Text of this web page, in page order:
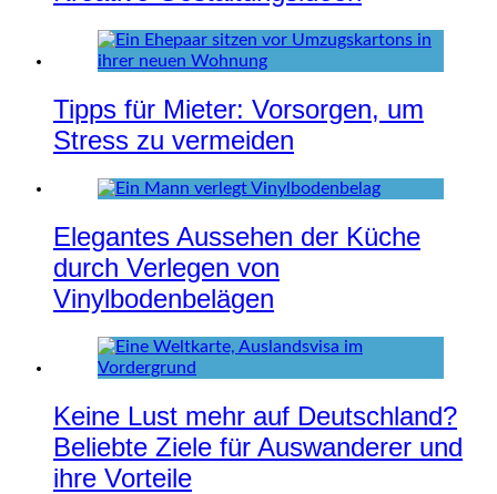
Tipps für Mieter: Vorsorgen, um
Stress zu vermeiden
Elegantes Aussehen der Küche
durch Verlegen von
Vinylbodenbelägen
Keine Lust mehr auf Deutschland?
Beliebte Ziele für Auswanderer und
ihre Vorteile